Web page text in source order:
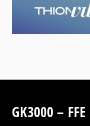
GK3000 – FFE